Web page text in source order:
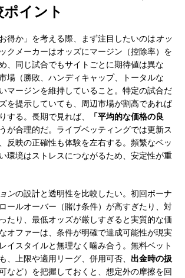
イント
得か」を考える際、まず注目したいのはオッ
クメーカーはオッズにマージン（控除率）を
、同じ試合でもサイトごとに期待値は異な
場（勝敗、ハンディキャップ、トータルな
マージンを維持していること。特定の試合だ
を提示していても、周辺市場が割高であれば
する。長期で見れば、
「平均的な価格の良
が合理的だ。ライブベッティングでは更新ス
反映の正確性も体験を左右する。頻繁なベッ
環境はストレスにつながるため、安定性が重
ンの設計と透明性を比較したい。初回ボーナ
ールオーバー（賭け条件）が高すぎたり、対
たり、最低オッズが厳しすぎると実質的な価
オファーは、条件が明確で達成可能性が現実
イスタイルと無理なく噛み合う。無料ベット
、上限や適用リーグ、併用可否、 出金時の扱
など）を把握しておくと、想定外の摩擦を回